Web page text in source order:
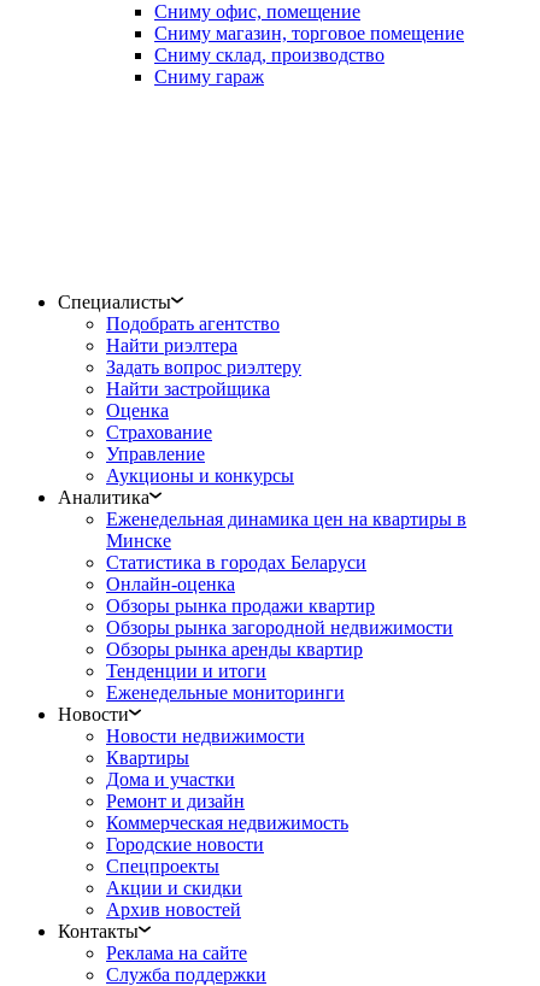
Сниму офис, помещение
Сниму магазин, торговое помещение
Сниму склад, производство
Сниму гараж
Специалисты
Подобрать агентство
Найти риэлтера
Задать вопрос риэлтеру
Найти застройщика
Оценка
Страхование
Управление
Аукционы и конкурсы
Аналитика
Еженедельная динамика цен на квартиры в
Минске
Статистика в городах Беларуси
Онлайн-оценка
Обзоры рынка продажи квартир
Обзоры рынка загородной недвижимости
Обзоры рынка аренды квартир
Тенденции и итоги
Еженедельные мониторинги
Новости
Новости недвижимости
Квартиры
Дома и участки
Ремонт и дизайн
Коммерческая недвижимость
Городские новости
Спецпроекты
Акции и скидки
Архив новостей
Контакты
Реклама на сайте
Служба поддержки